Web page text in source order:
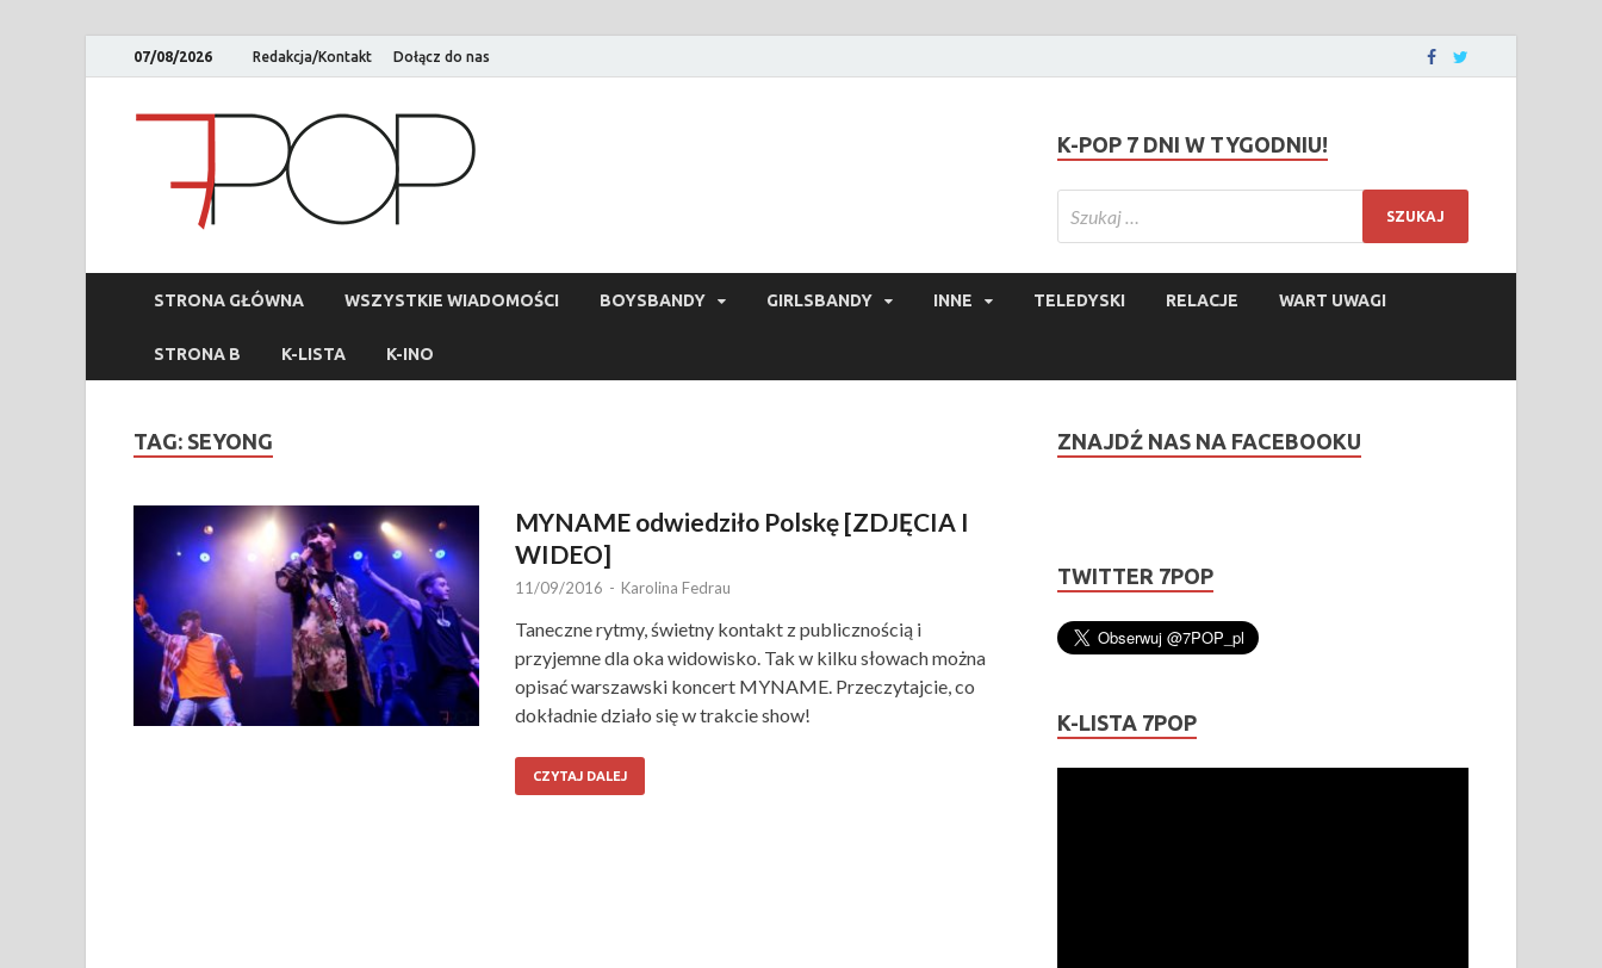
07/08/2026 Redakcja/Kontakt Dołącz do nas
K-POP 7 DNI W TYGODNIU!
STRONA GŁÓWNA WSZYSTKIE WIADOMOŚCI BOYSBANDY GIRLSBANDY INNE TELEDYSKI RELACJE WART UWAGI
STRONA B K-LISTA K-INO
TAG: SEYONG
MYNAME odwiedziło Polskę [ZDJĘCIA I
WIDEO]
11/09/2016 - Karolina Fedrau
Taneczne rytmy, świetny kontakt z publicznością i
przyjemne dla oka widowisko. Tak w kilku słowach można
opisać warszawski koncert MYNAME. Przeczytajcie, co
dokładnie działo się w trakcie show!
CZYTAJ DALEJ
ZNAJDŹ NAS NA FACEBOOKU
TWITTER 7POP
K-LISTA 7POP